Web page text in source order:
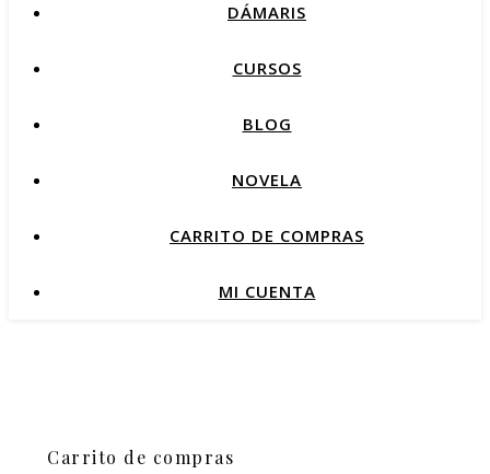
DÁMARIS
CURSOS
BLOG
NOVELA
CARRITO DE COMPRAS
MI CUENTA
Carrito de compras